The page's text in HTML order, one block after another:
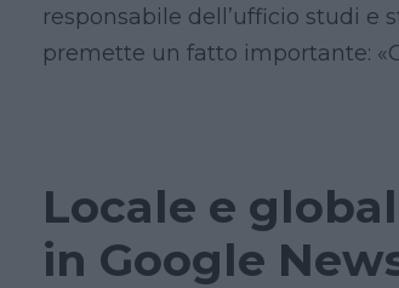
responsabile dell’ufficio studi e
premette un fatto importante:
Locale e
in Google